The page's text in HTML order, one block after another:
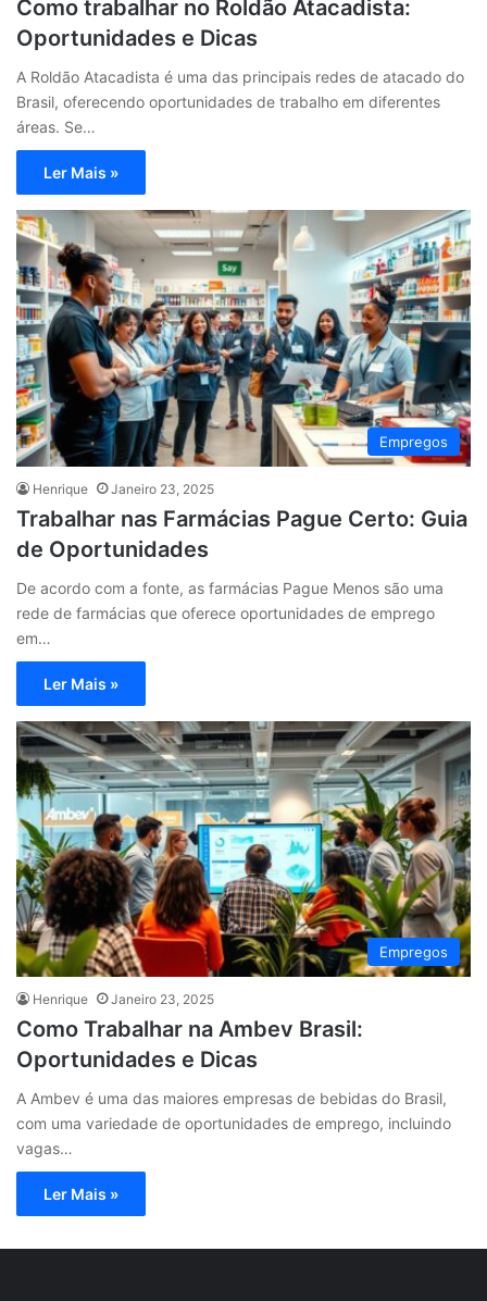
Como trabalhar no Roldão Atacadista:
Oportunidades e Dicas
A Roldão Atacadista é uma das principais redes de atacado do
Brasil, oferecendo oportunidades de trabalho em diferentes
áreas. Se…
Ler Mais »
Empregos
Henrique Janeiro 23, 2025
Trabalhar nas Farmácias Pague Certo: Guia
de Oportunidades
De acordo com a fonte, as farmácias Pague Menos são uma
rede de farmácias que oferece oportunidades de emprego
em…
Ler Mais »
Empregos
Henrique Janeiro 23, 2025
Como Trabalhar na Ambev Brasil:
Oportunidades e Dicas
A Ambev é uma das maiores empresas de bebidas do Brasil,
com uma variedade de oportunidades de emprego, incluindo
vagas…
Ler Mais »